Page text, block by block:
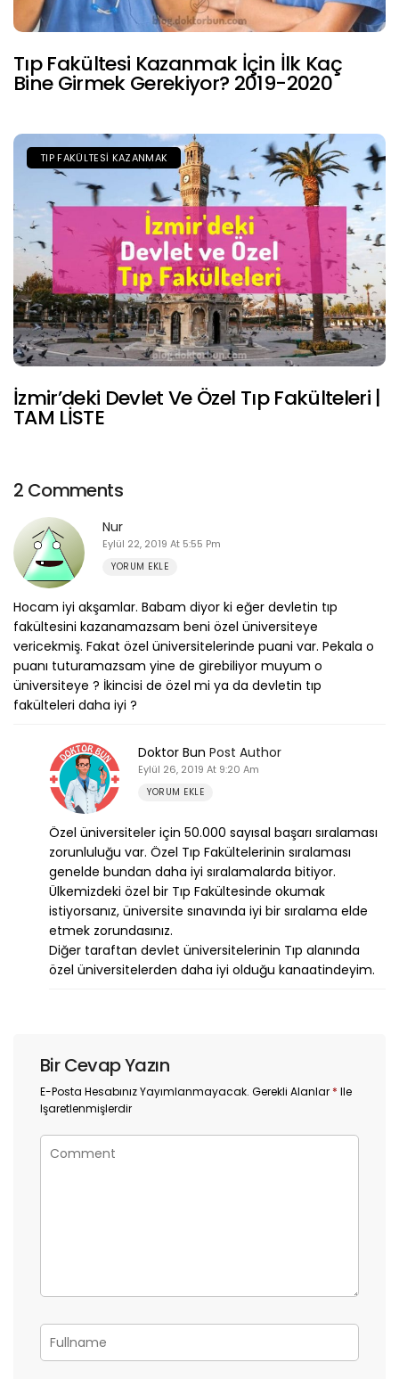
Tıp Fakültesi Kazanmak İçin İlk Kaç
Bine Girmek Gerekiyor? 2019-2020
TIP FAKÜLTESI KAZANMAK
İzmir’deki Devlet Ve Özel Tıp Fakülteleri |
TAM LİSTE
2 Comments
Nur
Eylül 22, 2019 At 5:55 Pm
YORUM EKLE
Hocam iyi akşamlar. Babam diyor ki eğer devletin tıp
fakültesini kazanamazsam beni özel üniversiteye
vericekmiş. Fakat özel üniversitelerinde puani var. Pekala o
puanı tuturamazsam yine de girebiliyor muyum o
üniversiteye ? İkincisi de özel mi ya da devletin tıp
fakülteleri daha iyi ?
Doktor Bun Post Author
Eylül 26, 2019 At 9:20 Am
YORUM EKLE
Özel üniversiteler için 50.000 sayısal başarı sıralaması
zorunluluğu var. Özel Tıp Fakültelerinin sıralaması
genelde bundan daha iyi sıralamalarda bitiyor.
Ülkemizdeki özel bir Tıp Fakültesinde okumak
istiyorsanız, üniversite sınavında iyi bir sıralama elde
etmek zorundasınız.
Diğer taraftan devlet üniversitelerinin Tıp alanında
özel üniversitelerden daha iyi olduğu kanaatindeyim.
Bir Cevap Yazın
E-Posta Hesabınız Yayımlanmayacak. Gerekli Alanlar * Ile
Işaretlenmişlerdir